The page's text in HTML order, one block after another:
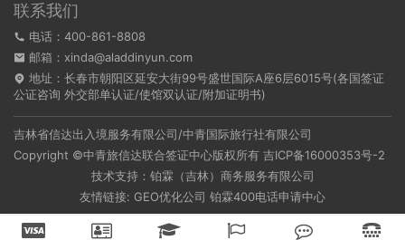
联系我们
电话：400-861-8808
邮箱：xinda@aladdinyun.com
地址：长春市朝阳区延安大街99号盛世国际A座6层6015号(各国签证
公证咨询 外交部单认证/使馆双认证/附加证明书)
吉林省信达出入境服务有限公司/中青国际旅行社有限公司
Copyright ©中青旅信达联合签证中心版权所有 吉ICP备16000353号-2
技术支持：铂霖（吉林）商务服务有限公司
友情链接: GEO优化公司 铂霖400电话申请中心